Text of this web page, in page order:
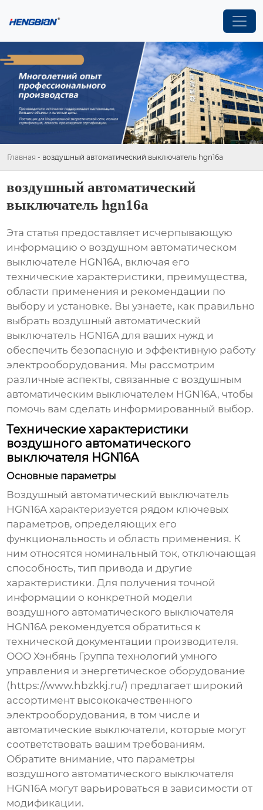
Главная - воздушный автоматический выключатель hgn16a
воздушный автоматический
выключатель hgn16a
Эта статья предоставляет исчерпывающую
информацию о воздушном автоматическом
выключателе HGN16A, включая его
технические характеристики, преимущества,
области применения и рекомендации по
выбору и установке. Вы узнаете, как правильно
выбрать воздушный автоматический
выключатель HGN16A для ваших нужд и
обеспечить безопасную и эффективную работу
электрооборудования. Мы рассмотрим
различные аспекты, связанные с воздушным
автоматическим выключателем HGN16A, чтобы
помочь вам сделать информированный выбор.
Технические характеристики
воздушного автоматического
выключателя HGN16A
Основные параметры
Воздушный автоматический выключатель
HGN16A характеризуется рядом ключевых
параметров, определяющих его
функциональность и область применения. К
ним относятся номинальный ток, отключающая
способность, тип привода и другие
характеристики. Для получения точной
информации о конкретной модели
воздушного автоматического выключателя
HGN16A рекомендуется обратиться к
технической документации производителя.
ООО Хэнбянь Группа технологий умного
управления и энергетическое оборудование
( https://www.hbzkkj.ru/) предлагает широкий
ассортимент высококачественного
электрооборудования, в том числе и
автоматические выключатели, которые могут
соответствовать вашим требованиям.
Обратите внимание, что параметры
воздушного автоматического выключателя
HGN16A могут варьироваться в зависимости от
модификации.